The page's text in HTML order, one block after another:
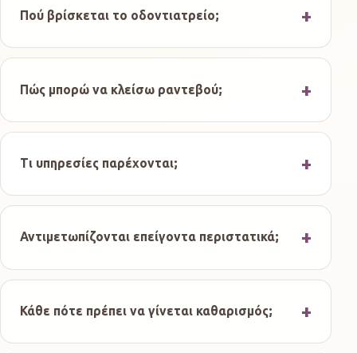
Πού βρίσκεται το οδοντιατρείο;
Πώς μπορώ να κλείσω ραντεβού;
Τι υπηρεσίες παρέχονται;
Αντιμετωπίζονται επείγοντα περιστατικά;
Κάθε πότε πρέπει να γίνεται καθαρισμός;